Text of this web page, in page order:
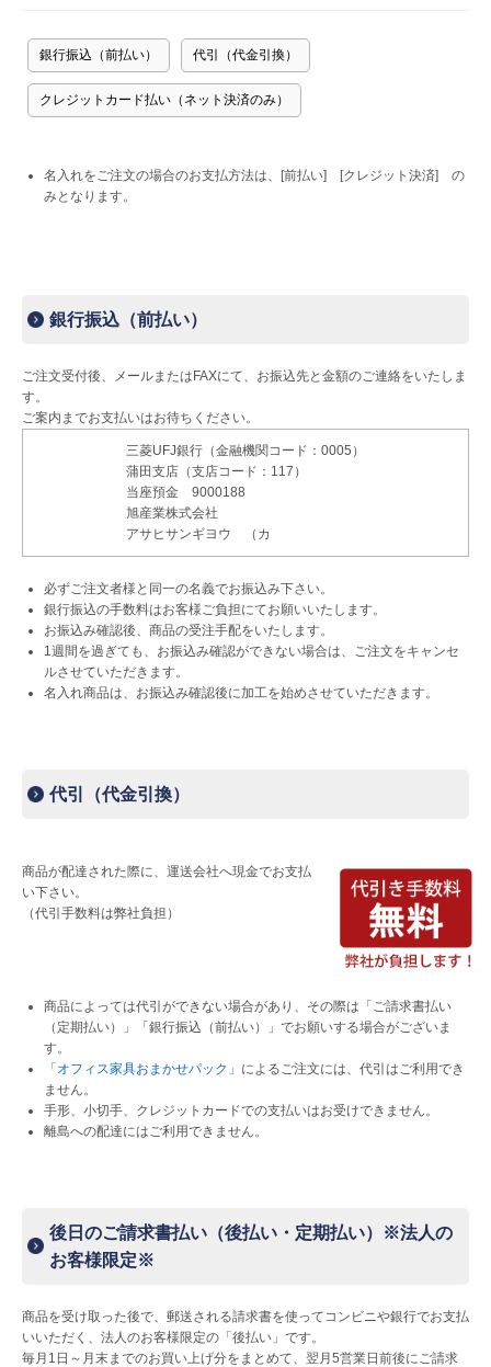
銀行振込（前払い） 代引（代金引換）
クレジットカード払い（ネット決済のみ）
名入れをご注文の場合のお支払方法は、[前払い] [クレジット決済] の
みとなります。
銀行振込（前払い）
ご注文受付後、メールまたはFAXにて、お振込先と金額のご連絡をいたしま
す。
ご案内までお支払いはお待ちください。
三菱UFJ銀行（金融機関コード：0005）
蒲田支店（支店コード：117）
当座預金 9000188
旭産業株式会社
アサヒサンギヨウ （カ
必ずご注文者様と同一の名義でお振込み下さい。
銀行振込の手数料はお客様ご負担にてお願いいたします。
お振込み確認後、商品の受注手配をいたします。
1週間を過ぎても、お振込み確認ができない場合は、ご注文をキャンセ
ルさせていただきます。
名入れ商品は、お振込み確認後に加工を始めさせていただきます。
代引（代金引換）
商品が配達された際に、運送会社へ現金でお支払
い下さい。
（代引手数料は弊社負担）
商品によっては代引ができない場合があり、その際は「ご請求書払い
（定期払い）」「銀行振込（前払い）」でお願いする場合がございま
す。
「オフィス家具おまかせパック」 によるご注文には、代引はご利用でき
ません。
手形、小切手、クレジットカードでの支払いはお受けできません。
離島への配達にはご利用できません。
後日のご請求書払い（後払い・定期払い）※法人の
お客様限定※
商品を受け取った後で、郵送される請求書を使ってコンビニや銀行でお支払
いいただく、 法人のお客様限定の「後払い」です。
毎月1日～月末までのお買い上げ分をまとめて、翌月5営業日前後にご請求